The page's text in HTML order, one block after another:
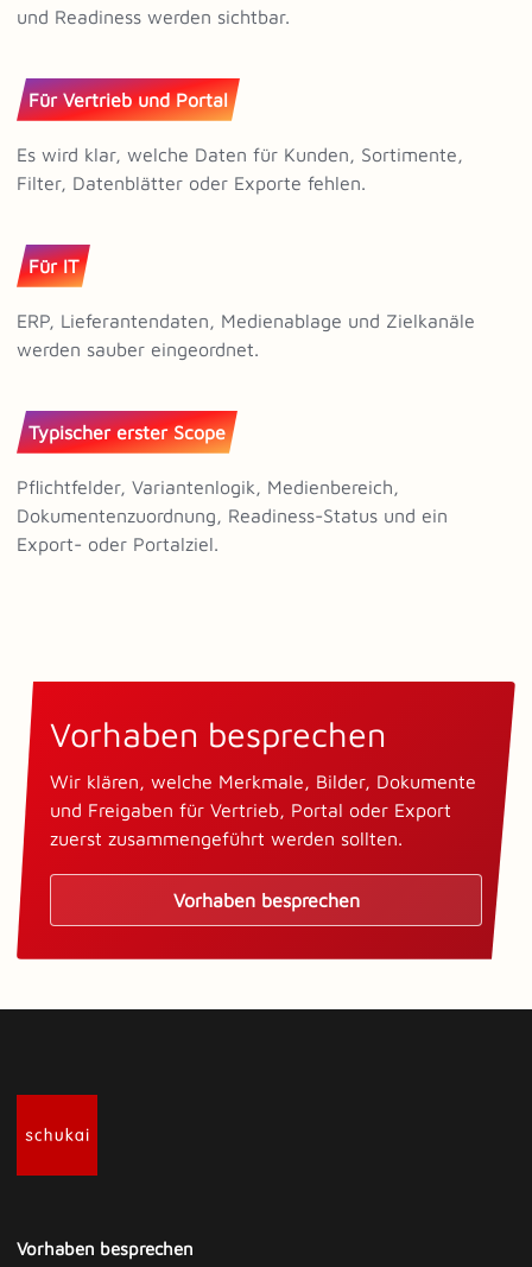
und Readiness werden sichtbar.
Für Vertrieb und Portal
Es wird klar, welche Daten für Kunden, Sortimente,
Filter, Datenblätter oder Exporte fehlen.
Für IT
ERP, Lieferantendaten, Medienablage und Zielkanäle
werden sauber eingeordnet.
Typischer erster Scope
Pflichtfelder, Variantenlogik, Medienbereich,
Dokumentenzuordnung, Readiness-Status und ein
Export- oder Portalziel.
Vorhaben besprechen
Wir klären, welche Merkmale, Bilder, Dokumente
und Freigaben für Vertrieb, Portal oder Export
zuerst zusammengeführt werden sollten.
Vorhaben besprechen
Vorhaben besprechen